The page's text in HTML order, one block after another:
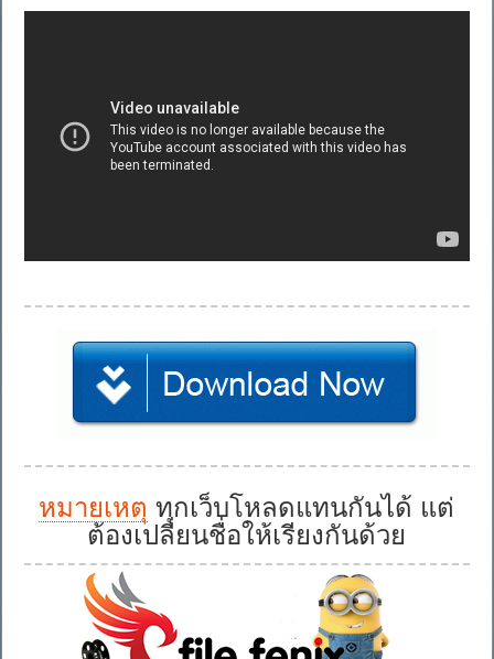
หมายเหตุ ทุกเว็บโหลดแทนกันได้ แต่
ต้องเปลี่ยนชื่อให้เรียงกันด้วย